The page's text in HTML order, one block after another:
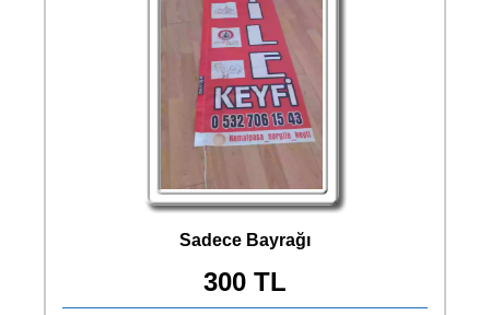
Sadece Bayrağı
300 TL